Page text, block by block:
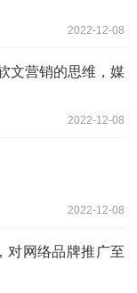
2022-12-08
文营销的思维，媒
2022-12-08
2022-12-08
对网络品牌推广至